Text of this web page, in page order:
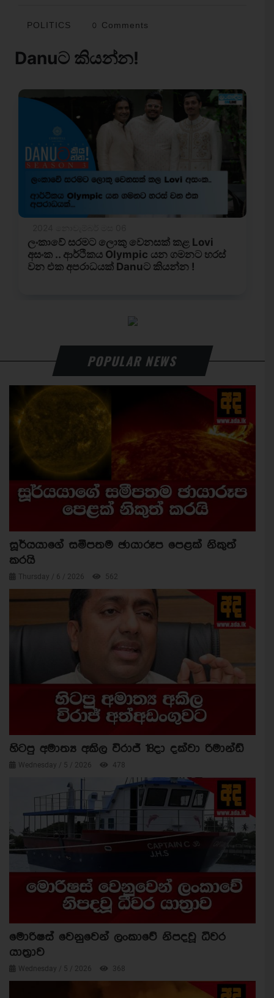
POLITICS 0 Comments
POPULAR NEWS
සූර්යයාගේ සමීපතම ඡායාරූප පෙළක් නිකුත්
කරයි
Thursday / 6 / 2026 562
හිටපු අමාත්‍ය අකිල විරාජ් 18දා දක්වා රිමාන්ඩ්
Wednesday / 5 / 2026 478
මොරිෂස් වෙනුවෙන් ලංකාවේ නිපදවූ ධීවර
යාත්‍රාව
Wednesday / 5 / 2026 368